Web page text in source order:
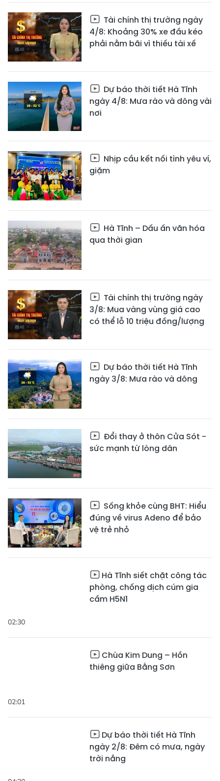
Tài chính thị trường ngày
4/8: Khoảng 30% xe đầu kéo
phải nằm bãi vì thiếu tài xế
Dự báo thời tiết Hà Tĩnh
ngày 4/8: Mưa rào và dông vài
nơi
Nhịp cầu kết nối tình yêu ví,
giặm
Hà Tĩnh – Dấu ấn văn hóa
qua thời gian
Tài chính thị trường ngày
3/8: Mua vàng vùng giá cao
có thể lỗ 10 triệu đồng/lượng
Dự báo thời tiết Hà Tĩnh
ngày 3/8: Mưa rào và dông
Đổi thay ở thôn Cửa Sót -
sức mạnh từ lòng dân
Sống khỏe cùng BHT: Hiểu
đúng về virus Adeno để bảo
vệ trẻ nhỏ
02:30
Hà Tĩnh siết chặt công tác
phòng, chống dịch cúm gia
cầm H5N1
02:01
Chùa Kim Dung – Hồn
thiêng giữa Bằng Sơn
Dự báo thời tiết Hà Tĩnh
ngày 2/8: Đêm có mưa, ngày
trời nắng